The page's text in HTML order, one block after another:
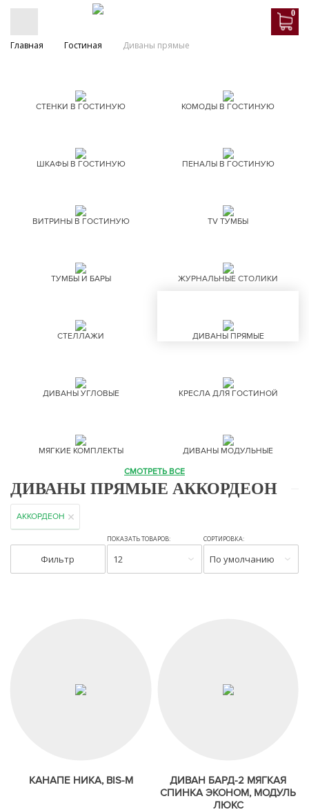
0
Главная Гостиная Диваны прямые
СТЕНКИ В ГОСТИНУЮ КОМОДЫ В ГОСТИНУЮ
ШКАФЫ В ГОСТИНУЮ ПЕНАЛЫ В ГОСТИНУЮ
ВИТРИНЫ В ГОСТИНУЮ TV ТУМБЫ
ТУМБЫ И БАРЫ ЖУРНАЛЬНЫЕ СТОЛИКИ
СТЕЛЛАЖИ ДИВАНЫ ПРЯМЫЕ
ДИВАНЫ УГЛОВЫЕ КРЕСЛА ДЛЯ ГОСТИНОЙ
МЯГКИЕ КОМПЛЕКТЫ
ДИВАНЫ МОДУЛЬНЫЕ
СМОТРЕТЬ ВСЕ
ДИВАНЫ ПРЯМЫЕ АККОРДЕОН
АККОРДЕОН
Фильтр
ПОКАЗАТЬ ТОВАРОВ:
12
СОРТИРОВКА:
По умолчанию
КАНАПЕ НИКА, BIS-M
ДИВАН БАРД-2 МЯГКАЯ
СПИНКА ЭКОНОМ, МОДУЛЬ
ЛЮКС